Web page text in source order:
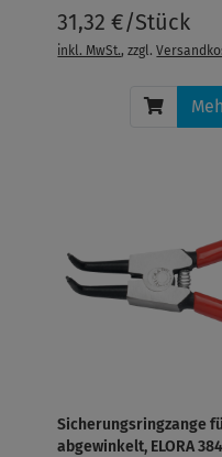
31,32 €/Stück
inkl. MwSt., zzgl.
Sicherungsringzange
abgewinkelt, ELORA